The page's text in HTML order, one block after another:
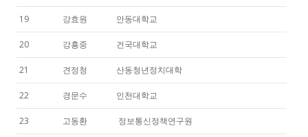
19 강효원 안동대학교
20 강흥중 건국대학교
21 견정청 산동청년정치대학
22 경문수 인천대학교
23 고동환 정보통신정책연구원